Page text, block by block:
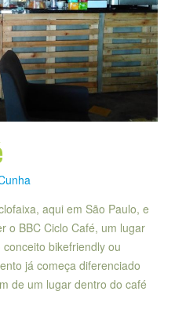
aqui em São Paulo, e
o BBC Ciclo Café, um lugar
bikefriendly ou
já começa diferenciado
de um lugar dentro do café